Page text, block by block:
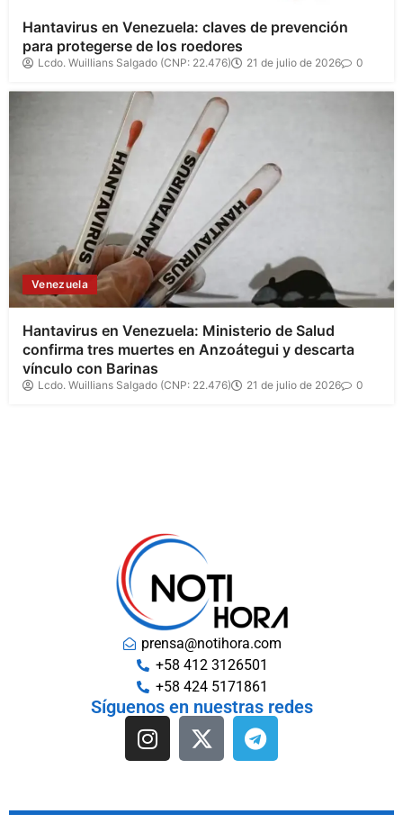
Hantavirus en Venezuela: claves de prevención
para protegerse de los roedores
Lcdo. Wuillians Salgado (CNP: 22.476) 21 de julio de 2026 0
Venezuela
Hantavirus en Venezuela: Ministerio de Salud
confirma tres muertes en Anzoátegui y descarta
vínculo con Barinas
Lcdo. Wuillians Salgado (CNP: 22.476) 21 de julio de 2026 0
prensa@notihora.com
+58 412 3126501
+58 424 5171861
Síguenos en nuestras redes